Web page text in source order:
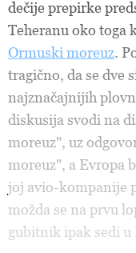
dečije prepirke
Teheranu oko toga
Ormuski moreuz.
tragično, da se dve
najznačajnijih
diskusija svodi na
moreuz", uz
moreuz", a Evropa
joj avio-kompanije
možda se na prvu
gubitnik ipak sedi u